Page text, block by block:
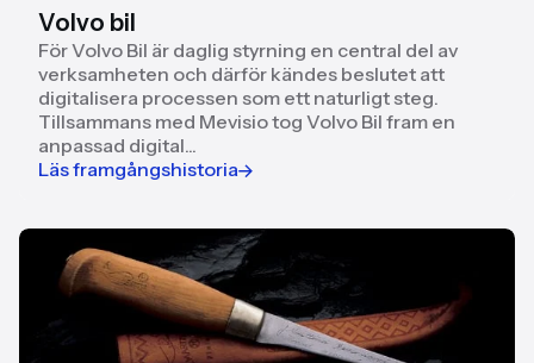
Volvo bil
För Volvo Bil är daglig styrning en central del av
verksamheten och därför kändes beslutet att
digitalisera processen som ett naturligt steg.
Tillsammans med Mevisio tog Volvo Bil fram en
anpassad digital...
Läs framgångshistoria